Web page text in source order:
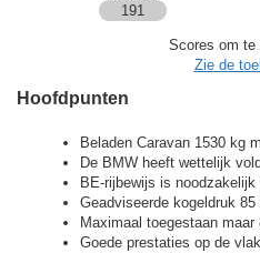
191
Scores om te
Zie de
Hoofdpunten
Beladen Caravan 1530 kg
De BMW heeft wettelijk
BE-rijbewijs is
Geadviseerde kogeldruk 85
Maximaal toegestaan maar
Goede prestaties op de